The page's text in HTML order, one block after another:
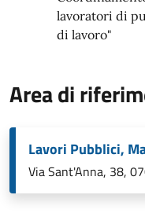
lavoratori di
di lavoro"
Area di
Lavori Pubblici,
Via Sant'Anna, 38,